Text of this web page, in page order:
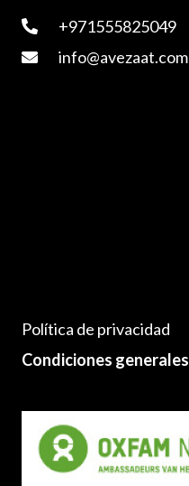
+971555825049
info@avezaat.com
Política de privacidad
Condiciones generales